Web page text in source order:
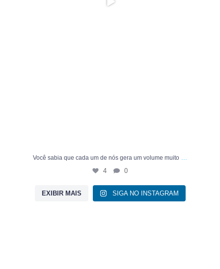
Você sabia que cada um de nós gera um volume muito
4 0
EXIBIR MAIS SIGA NO INSTAGRAM